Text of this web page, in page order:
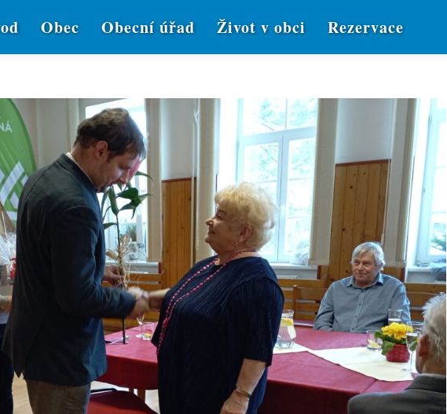
Obec Obecní úřad Život v obci Rezervace